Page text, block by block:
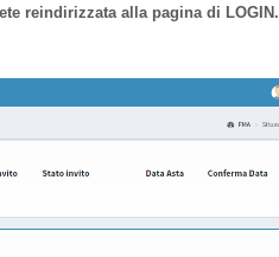
reindirizzata alla pagina di LOGIN.